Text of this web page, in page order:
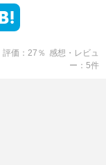
評価 27 ％ 感想・レビュ
ー
5件